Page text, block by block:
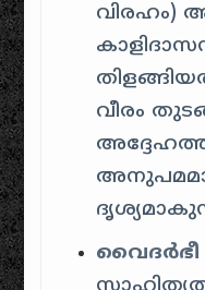
വിരഹം)
വീരം
വൈദർഭീ